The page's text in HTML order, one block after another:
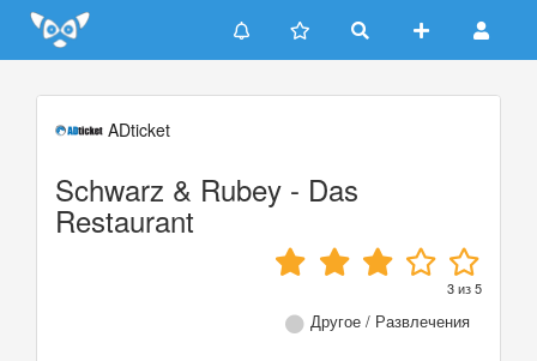
Update cookies preferences
ADticket
Schwarz & Rubey - Das
Restaurant
3из5
Другое / Развлечения